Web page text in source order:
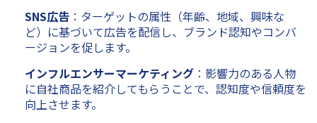
SNS広告 ：ターゲットの属性（年齢、地域、興味な
ど）に基づいて広告を配信し、ブランド認知やコンバ
ージョンを促します。
インフルエンサーマーケティング ：影響力のある人物
に自社商品を紹介してもらうことで、認知度や信頼度を
向上させます。